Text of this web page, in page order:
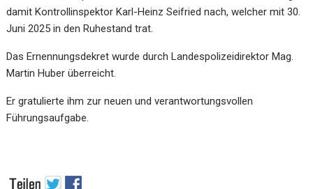
damit Kontrollinspektor Karl-Heinz Seifried nach, welcher mit 30.
Juni 2025 in den Ruhestand trat.
Das Ernennungsdekret wurde durch Landespolizeidirektor Mag.
Martin Huber überreicht.
Er gratulierte ihm zur neuen und verantwortungsvollen
Führungsaufgabe.